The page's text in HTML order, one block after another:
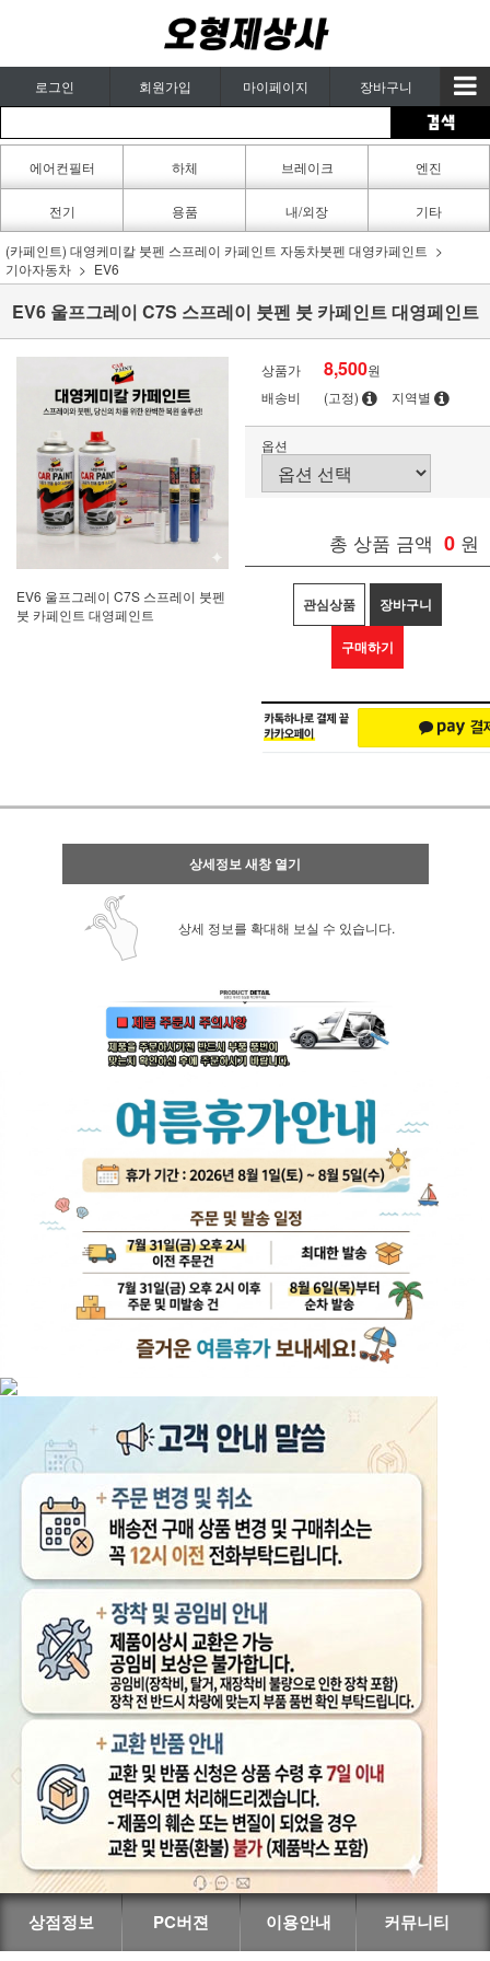
로그인 회원가입 마이페이지 장바구니
에어컨필터
카페인트
하체 브레이크 엔진
전기 용품 내/외장 기타
(카페인트) 대영케미칼 붓펜 스프레이 카페인트 자동차붓펜 대영카페인트
기아자동차
EV6
EV6 울프그레이 C7S 스프레이 붓펜 붓 카페인트 대영페인트
EV6 울프그레이 C7S 스프레이 붓펜
붓 카페인트 대영페인트
상품가 8,500원
배송비
(고정) 지역별
옵션
총 상품 금액 0 원
관심상품 장바구니
구매하기
상세정보 새창 열기
상세 정보를 확대해 보실 수 있습니다.
상점정보 PC버젼 이용안내 커뮤니티